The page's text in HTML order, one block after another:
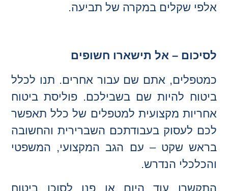
אלפי שקלים במקרה של תביעה.
לסיכום – אל תישארו חשופים
כמטפלים, אתם שם עבור אחרים. תנו לכלל
ביטוח להיות שם בשבילכם. פוליסת ביטוח
אחריות מקצועית למטפלים של כלל תאפשר
לכם לעסוק בעבודתכם השברירית והחשובה
בראש שקט – עם הגב המקצועי, המשפטי
והכלכלי הנדרש.
התקשרו עוד היום או פנו לסוכן ביטוח